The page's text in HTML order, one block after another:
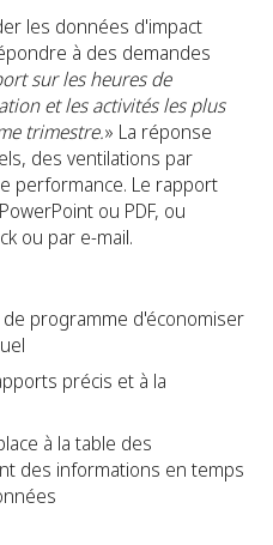
les données d'impact
à des demandes
sur les heures de
et les activités les plus
trimestre.» La réponse
des ventilations par
performance. Le rapport
ou PDF, ou
ou par e-mail.
programme d'économiser
précis et à la
à la table des
des informations en temps